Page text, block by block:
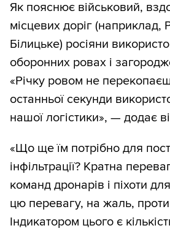
Як пояснює військовий,
місцевих доріг
Білицьке) росіяни
оборонних ровах і
«Річку ровом не
останньої секунди
нашої логістики», — додає
«Що ще їм потрібно для
інфільтрації? Кратна
команд дронарів і піхоти
цю перевагу, на жаль,
Індикатором цього є